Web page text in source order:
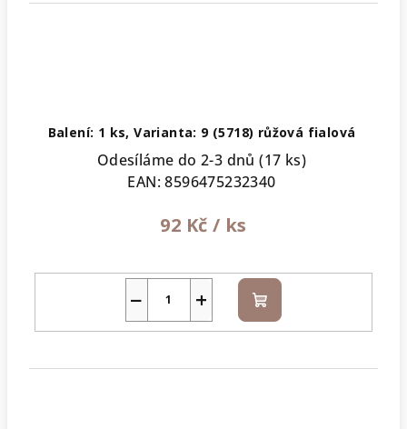
Balení: 1 ks, Varianta: 9 (5718) růžová fialová
Odesíláme do 2-3 dnů(17 ks)
EAN: 8596475232340
92 Kč / ks
+
− Do
košíku